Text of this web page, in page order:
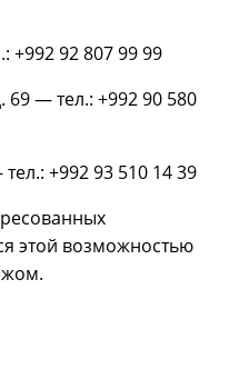
+992 92 807 99 99
69 — тел.: +992 90 580
+992 93 510 14 39
этой возможностью